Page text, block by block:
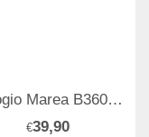
Relógio Marea B36099/2
€39,90